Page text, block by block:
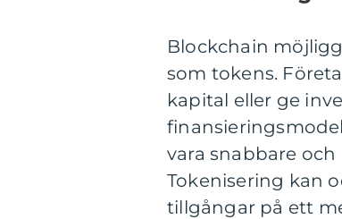
Blockchain
som tokens.
kapital eller ge
vara snabbare
Tokenisering kan
tillgångar på ett